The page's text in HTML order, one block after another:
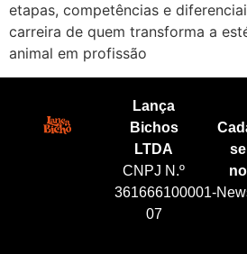
etapas, competências e
carreira de quem transforma a
animal em profissão
Lança
Bichos
LTDA
CNPJ N.º
361666100001-
07